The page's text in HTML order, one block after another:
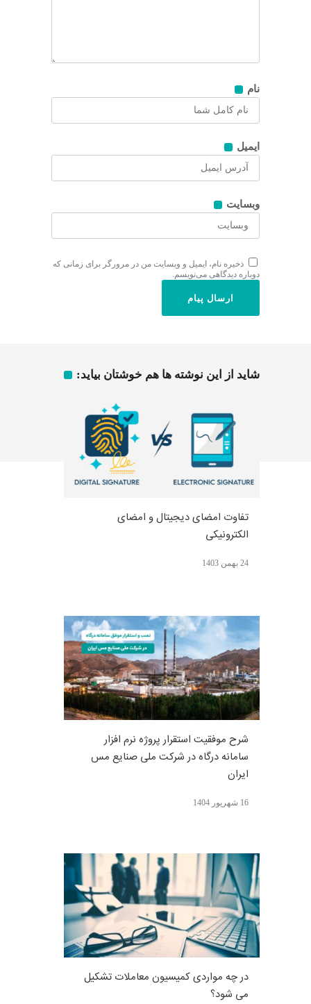
نام
ایمیل
وبسایت
ذخیره نام، ایمیل و وبسایت من در مرورگر برای زمانی که
دوباره دیدگاهی می‌نویسم.
شاید از این نوشته ها هم خوشتان بیاید:
تفاوت امضای دیجیتال و امضای
الکترونیکی
24 بهمن 1403
شرح موفقیت استقرار پروژه نرم افزار
سامانه درگاه در شرکت ملی صنایع مس
ایران
16 شهریور 1404
در چه مواردی کمیسیون معاملات تشکیل
می شود؟